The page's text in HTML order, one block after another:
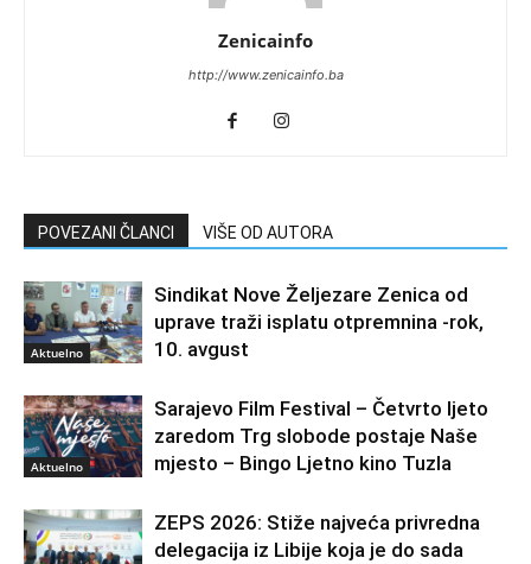
Zenicainfo
http://www.zenicainfo.ba
POVEZANI ČLANCI VIŠE OD AUTORA
Aktuelno
Sindikat Nove Željezare Zenica od
uprave traži isplatu otpremnina -rok,
10. avgust
Aktuelno
Sarajevo Film Festival – Četvrto ljeto
zaredom Trg slobode postaje Naše
mjesto – Bingo Ljetno kino Tuzla
ZEPS 2026: Stiže najveća privredna
delegacija iz Libije koja je do sada